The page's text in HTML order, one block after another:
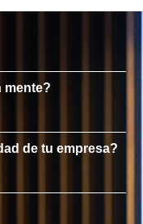
mente?
de tu empresa?